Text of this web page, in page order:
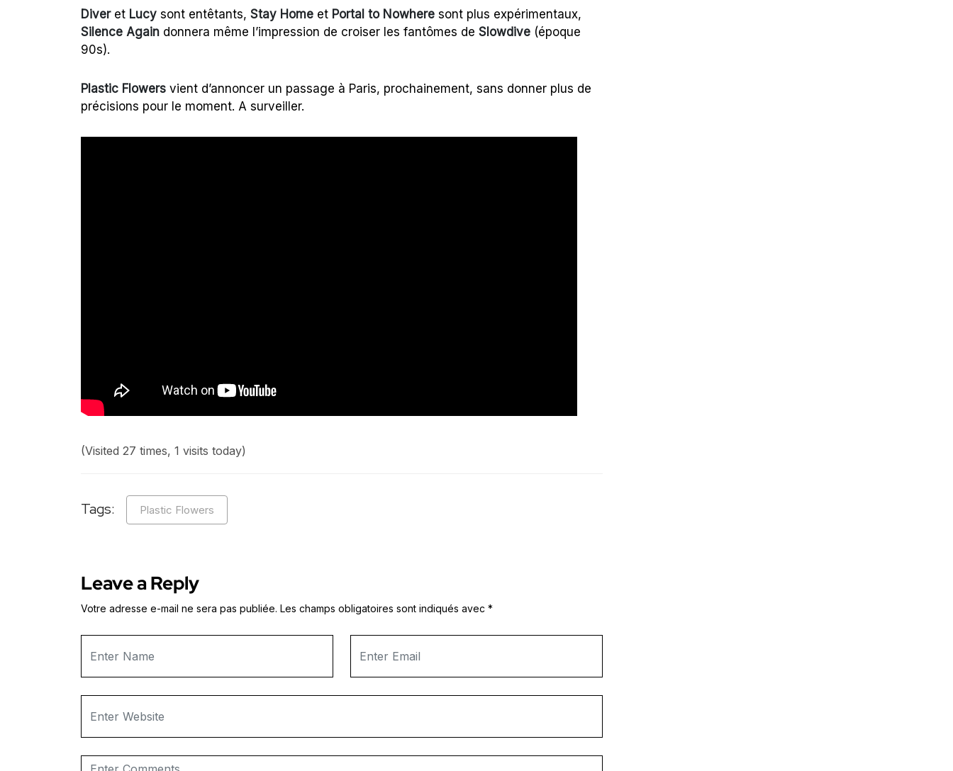
Diveret Lucy sont entêtants, Stay Home et Portal to Nowhere sont plus expérimentaux,
Silence Again donnera même l’impression de croiser les fantômes de Slowdive (époque
90s).
Plastic Flowers vient d’annoncer un passage à Paris, prochainement, sans donner plus de
précisions pour le moment. A surveiller.
(Visited 27 times, 1 visits today)
Tags: Plastic Flowers
Leave a Reply
Votre adresse e-mail ne sera pas publiée. Les champs obligatoires sont indiqués avec *